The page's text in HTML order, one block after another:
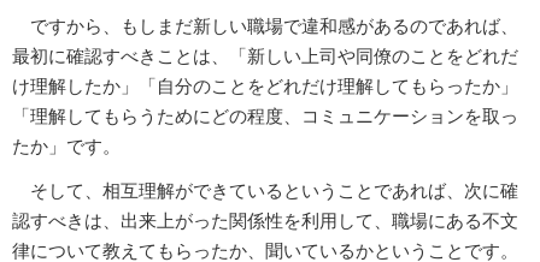
ですから、もしまだ新しい職場で違和感があるのであれば、
最初に確認すべきことは、「新しい上司や同僚のことをどれだ
け理解したか」「自分のことをどれだけ理解してもらったか」
「理解してもらうためにどの程度、コミュニケーションを取っ
たか」です。
そして、相互理解ができているということであれば、次に確
認すべきは、出来上がった関係性を利用して、職場にある不文
律について教えてもらったか、聞いているかということです。